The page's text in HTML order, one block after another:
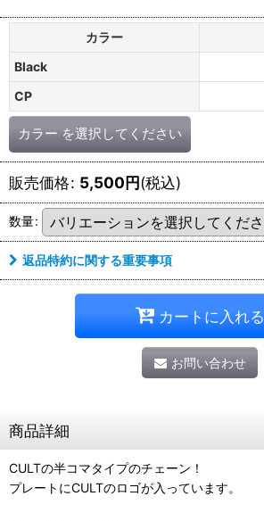
カラー
Black
CP
カラー を選択してください
販売価格: 5,500円(税込)
数量:
返品特約に関する重要事項
カートに入れる
お問い合わせ
商品詳細
CULTの半コマタイプのチェーン！
プレートにCULTのロゴが入っています。